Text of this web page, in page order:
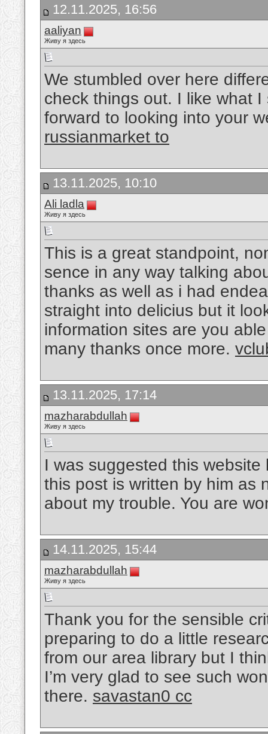
12.11.2025, 16:56
aaliyan
Живу я здесь
We stumbled over here
check things out. I like what I
forward to looking into your
russianmarket to
13.11.2025, 10:10
Ali ladla
Живу я здесь
This is a great standpoint,
sence in any way talking
thanks as well as i had
straight into delicius but it
information sites are you
many thanks once more.
13.11.2025, 17:14
mazharabdullah
Живу я здесь
I was suggested this
this post is written by him as
about my trouble. You are
14.11.2025, 15:44
mazharabdullah
Живу я здесь
Thank you for the sensible
preparing to do a little
from our area library but I
I’m very glad to see such
there. savastan0 cc